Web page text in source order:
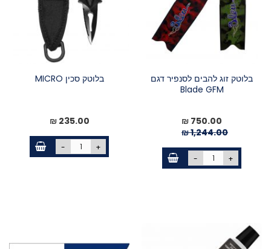
בלוטק זוג להבים לסנפיר דגם
Blade GFM
מחיר
מיוחד
750.00 ₪
1,244.00 ₪
- +
בלוטק סכין MICRO
235.00 ₪
- +